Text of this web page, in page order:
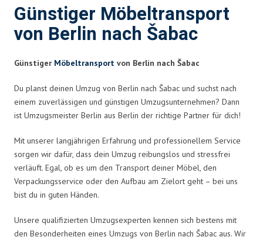
Günstiger Möbeltransport
von Berlin nach Šabac
Günstiger Möbeltransport von Berlin nach Šabac
Du planst deinen Umzug von Berlin nach Šabac und suchst nach
einem zuverlässigen und günstigen Umzugsunternehmen? Dann
ist Umzugsmeister Berlin aus Berlin der richtige Partner für dich!
Mit unserer langjährigen Erfahrung und professionellem Service
sorgen wir dafür, dass dein Umzug reibungslos und stressfrei
verläuft. Egal, ob es um den Transport deiner Möbel, den
Verpackungsservice oder den Aufbau am Zielort geht – bei uns
bist du in guten Händen.
Unsere qualifizierten Umzugsexperten kennen sich bestens mit
den Besonderheiten eines Umzugs von Berlin nach Šabac aus. Wir